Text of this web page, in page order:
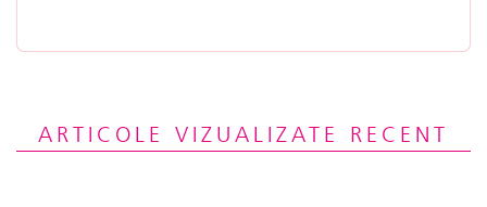
ARTICOLE VIZUALIZATE RECENT